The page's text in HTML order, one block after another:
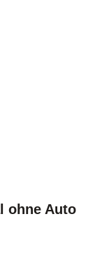
ohne Auto